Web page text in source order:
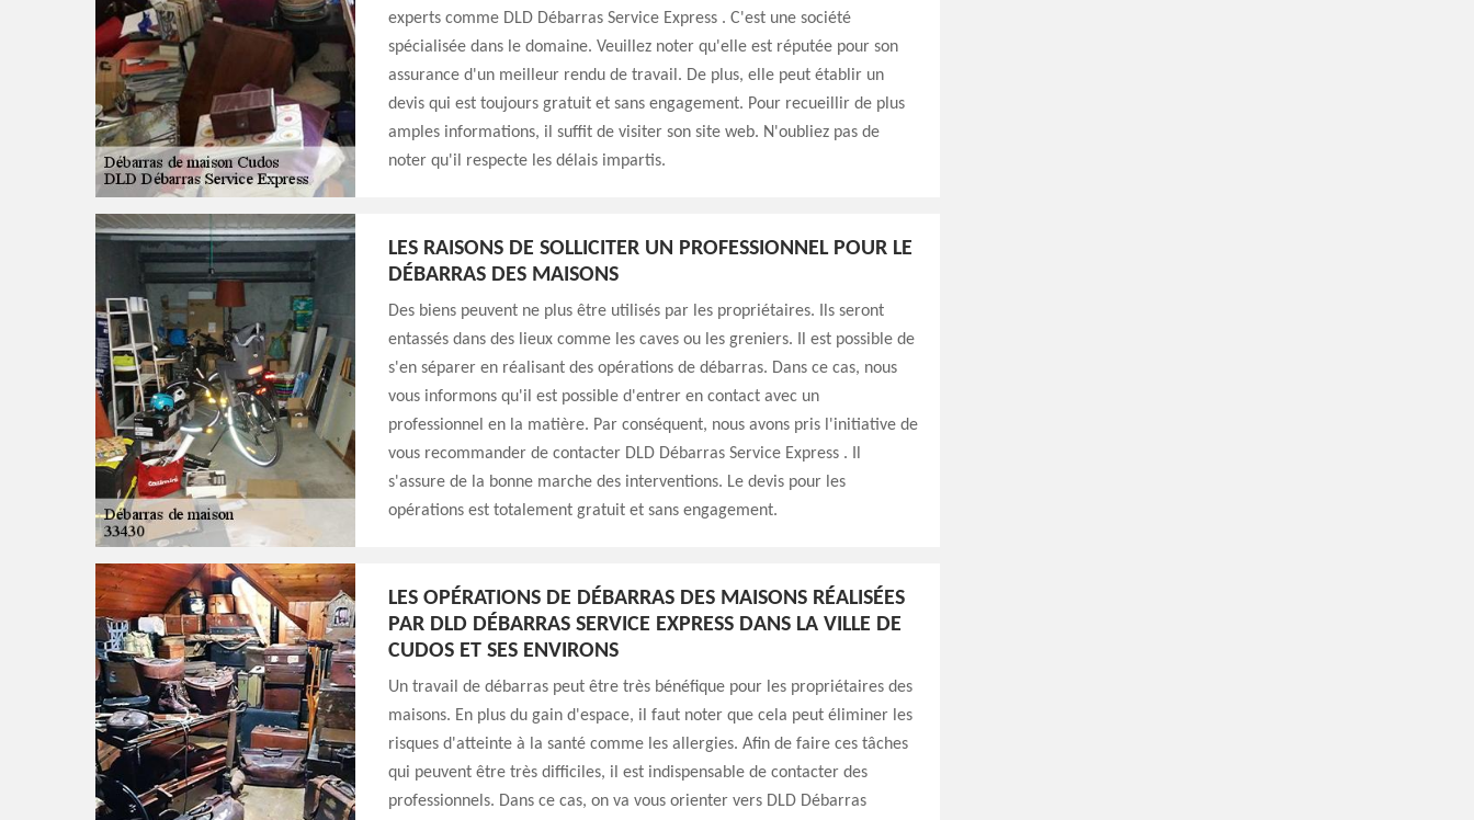
experts comme DLD Débarras Service Express . C'est une société
spécialisée dans le domaine. Veuillez noter qu'elle est réputée pour son
assurance d'un meilleur rendu de travail. De plus, elle peut établir un
devis qui est toujours gratuit et sans engagement. Pour recueillir de plus
amples informations, il suffit de visiter son site web. N'oubliez pas de
noter qu'il respecte les délais impartis.
LES RAISONS DE SOLLICITER UN PROFESSIONNEL POUR LE
DÉBARRAS DES MAISONS
Des biens peuvent ne plus être utilisés par les propriétaires. Ils seront
entassés dans des lieux comme les caves ou les greniers. Il est possible de
s'en séparer en réalisant des opérations de débarras. Dans ce cas, nous
vous informons qu'il est possible d'entrer en contact avec un
professionnel en la matière. Par conséquent, nous avons pris l'initiative de
vous recommander de contacter DLD Débarras Service Express . Il
s'assure de la bonne marche des interventions. Le devis pour les
opérations est totalement gratuit et sans engagement.
LES OPÉRATIONS DE DÉBARRAS DES MAISONS RÉALISÉES
PAR DLD DÉBARRAS SERVICE EXPRESS DANS LA VILLE DE
CUDOS ET SES ENVIRONS
Un travail de débarras peut être très bénéfique pour les propriétaires des
maisons. En plus du gain d'espace, il faut noter que cela peut éliminer les
risques d'atteinte à la santé comme les allergies. Afin de faire ces tâches
qui peuvent être très difficiles, il est indispensable de contacter des
professionnels. Dans ce cas, on va vous orienter vers DLD Débarras